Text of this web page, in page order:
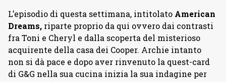
L’episodio di questa settimana, intitolato American
Dreams, riparte proprio da qui ovvero dai contrasti
fra Toni e Cheryl e dalla scoperta del misterioso
acquirente della casa dei Cooper. Archie intanto
non si dà pace e dopo aver rinvenuto la quest-card
di G&G nella sua cucina inizia la sua indagine per